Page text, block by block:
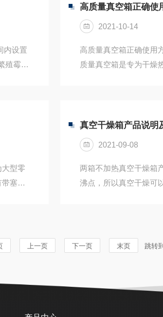
导致
冷
用于被试验产品的应力
试验规范的要求是一致
验室内完整而精确地再
内设置
殖霉菌
真核
在固
高质量真空箱正确使
2021-10-14
高质量真空箱正确使用
质量真空箱是专为干燥
态，使木材内外的水蒸
速度明显提高，通常比
以柴、煤为燃料的加热
型零
塞子
玻璃结
真空干燥箱产品说明
2021-09-08
两箱不加热真空干燥箱
沸点，所以真空干燥可
能够向内部充入惰性气
封圈。确保箱内高真空
上一页 下一页 末页 跳转